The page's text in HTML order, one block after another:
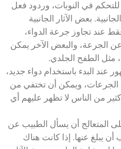
للتحكم في النوبات، وردود فعل
بعض الآثار الجانبية
عند تجاوز جرعة الدواء،
الجرعة، والبعض الآخر يمكن
مثل الطفح الجلدي.
عند البدء باستخدام دواء جديد،
الجرعات، ويمكن أن تختفي من
من الناس لا تظهر عليهم أي
المتعالج أن يسأل الطبيب عن
يبلغ عنها. إذا كانت هناك